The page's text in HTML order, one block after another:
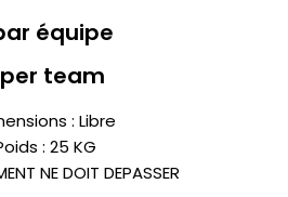
équipe
per team
: Libre
: 25 KG
NE DOIT DEPASSER